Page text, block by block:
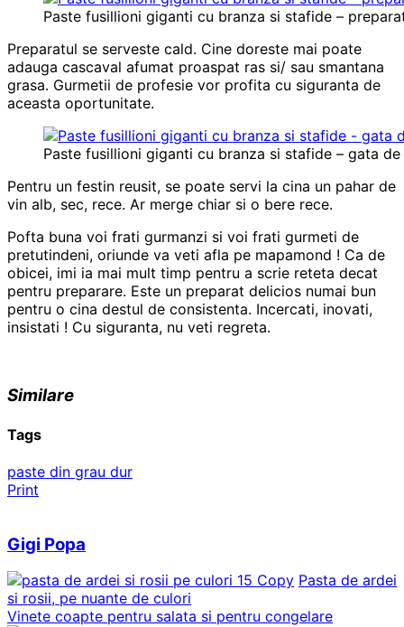
Paste fusillioni giganti cu branza si stafide –
Preparatul se serveste cald. Cine doreste mai poate
adauga cascaval afumat proaspat ras si/ sau smantana
grasa. Gurmetii de profesie vor profita cu siguranta de
aceasta oportunitate.
Paste fusillioni giganti cu branza si stafide – gata
Pentru un festin reusit, se poate servi la cina un pahar de
vin alb, sec, rece. Ar merge chiar si o bere rece.
Pofta buna voi frati gurmanzi si voi frati gurmeti de
pretutindeni, oriunde va veti afla pe mapamond ! Ca de
obicei, imi ia mai mult timp pentru a scrie reteta decat
pentru preparare. Este un preparat delicios numai bun
pentru o cina destul de consistenta. Incercati, inovati,
insistati ! Cu siguranta, nu veti regreta.
Similare
Tags
paste din grau dur
Print
Gigi Popa
Pasta de ardei
si rosii, pe nuante de culori
Vinete coapte pentru salata si pentru congelare